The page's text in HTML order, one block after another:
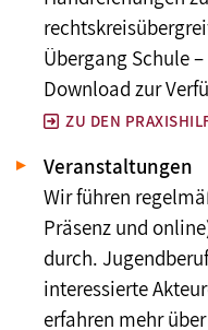
Übergang Schule
Download zur
ZU DEN
Veranstaltungen
Wir führen
Präsenz und
durch.
interessierte
erfahren mehr